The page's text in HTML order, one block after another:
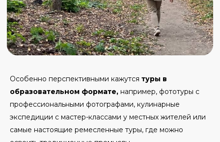
Особенно перспективными кажутся туры в
образовательном формате, например, фототуры с
профессиональными фотографами, кулинарные
экспедиции с мастер-классами у местных жителей или
самые настоящие ремесленные туры, где можно